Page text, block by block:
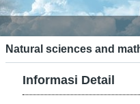
Natural sciences and
Informasi Detail